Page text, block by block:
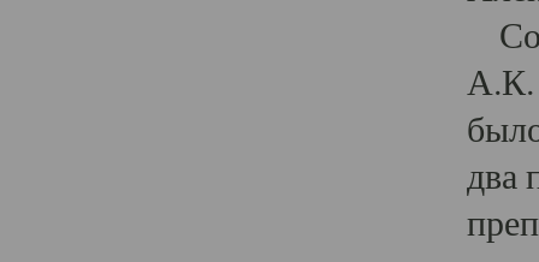
А.К.
два